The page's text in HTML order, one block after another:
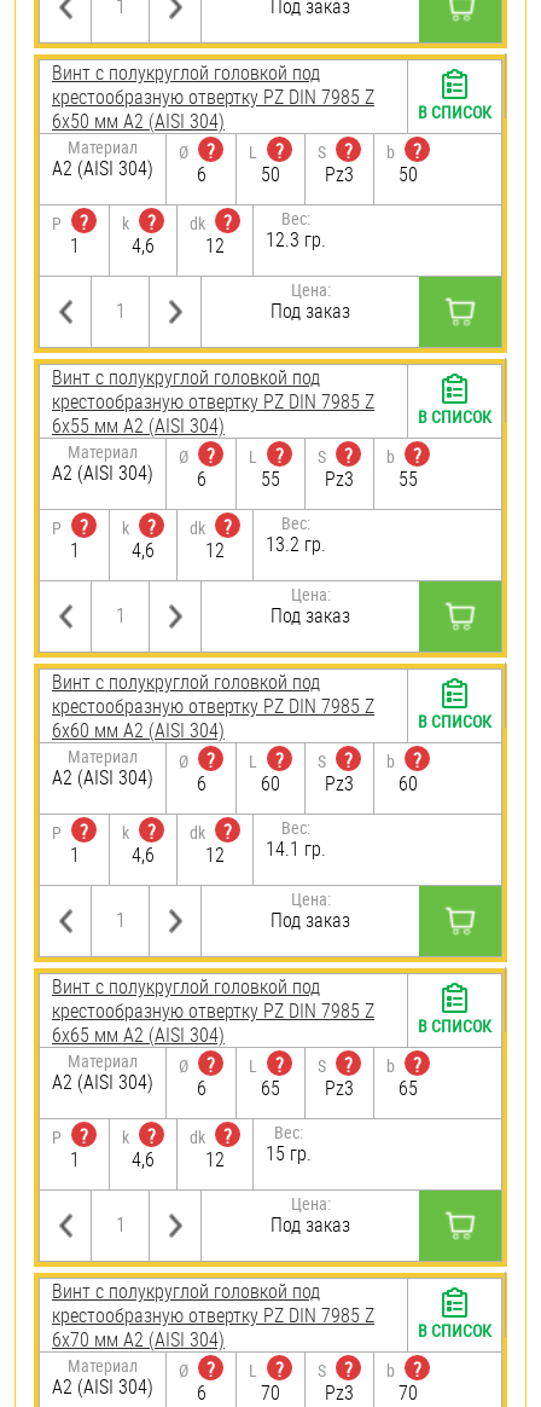
Под заказ
Винт с полукруглой головкой под
крестообразную отвертку PZ DIN 7985 Z
6х50 мм А2 (AISI 304)
Материал
А2 (AISI 304)
Ø
?
6
L
?
50
S
?
Pz3
b
?
50
P
?
1
k
?
4,6
dk
?
12
Вес:
12.3 гр.
Цена:
Под заказ
В СПИСОК
Винт с полукруглой головкой под
крестообразную отвертку PZ DIN 7985 Z
6х55 мм А2 (AISI 304)
Материал
А2 (AISI 304)
Ø
?
6
L
?
55
S
?
Pz3
b
?
55
P
?
1
k
?
4,6
dk
?
12
Вес:
13.2 гр.
Цена:
Под заказ
В СПИСОК
Винт с полукруглой головкой под
крестообразную отвертку PZ DIN 7985 Z
6х60 мм А2 (AISI 304)
Материал
А2 (AISI 304)
Ø
?
6
L
?
60
S
?
Pz3
b
?
60
P
?
1
k
?
4,6
dk
?
12
Вес:
14.1 гр.
Цена:
Под заказ
В СПИСОК
Винт с полукруглой головкой под
крестообразную отвертку PZ DIN 7985 Z
6х65 мм А2 (AISI 304)
Материал
А2 (AISI 304)
Ø
?
6
L
?
65
S
?
Pz3
b
?
65
P
?
1
k
?
4,6
dk
?
12
Вес:
15 гр.
Цена:
Под заказ
В СПИСОК
Винт с полукруглой головкой под
крестообразную отвертку PZ DIN 7985 Z
6х70 мм А2 (AISI 304)
Материал
А2 (AISI 304)
Ø
?
6
L
?
70
S
?
Pz3
b
?
70
В СПИСОК